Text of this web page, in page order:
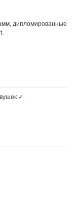
дипломированные
✓